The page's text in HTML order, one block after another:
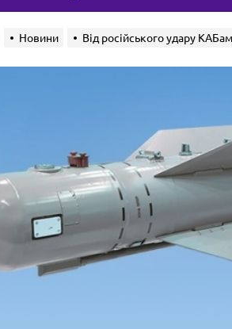
Новини Від російського удару